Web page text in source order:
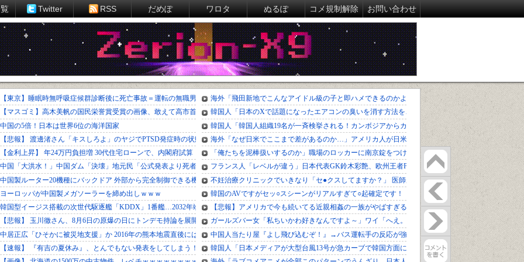
Twitter RSS だめぽ ワロタ ぬるぽ コメ規制解除 お問い合わせ